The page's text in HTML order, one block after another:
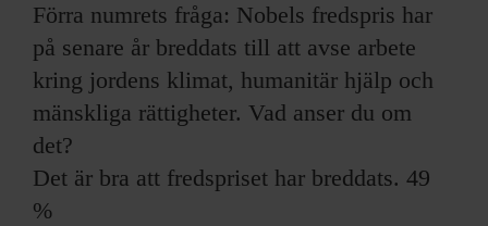
Förra numrets fråga: Nobels fredspris har
på senare år breddats till att avse arbete
kring jordens klimat, humanitär hjälp och
mänskliga rättigheter. Vad anser du om
det?
Det är bra att fredspriset har breddats. 49
%